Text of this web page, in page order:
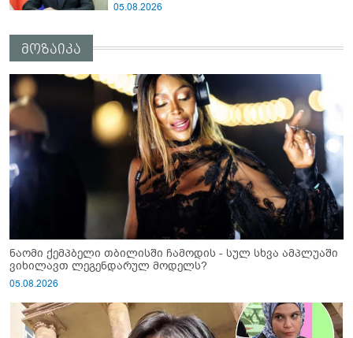
05.08.2026
მოზაიკა
ნაომი ქემპბელი თბილისში ჩამოდის - სულ სხვა ამპლუაში
ვიხილავთ ლეგენდარულ მოდელს?
05.08.2026